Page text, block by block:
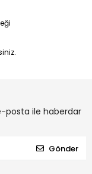
posta ile haberdar
Gönder